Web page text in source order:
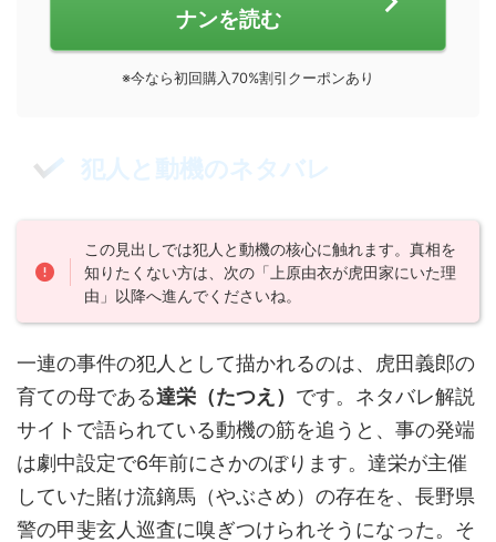
ナンを読む
※今なら初回購入70%割引クーポンあり
犯人と動機のネタバレ
この見出しでは犯人と動機の核心に触れます。真相を
知りたくない方は、次の「上原由衣が虎田家にいた理
由」以降へ進んでくださいね。
一連の事件の犯人として描かれるのは、虎田義郎の
育ての母である達栄（たつえ） です。ネタバレ解説
サイトで語られている動機の筋を追うと、事の発端
は劇中設定で6年前にさかのぼります。達栄が主催
していた賭け流鏑馬（やぶさめ）の存在を、長野県
警の甲斐玄人巡査に嗅ぎつけられそうになった。そ